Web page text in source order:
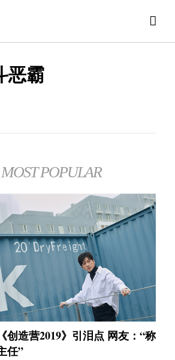
恶霸
MOST POPULAR
创造营2019》引泪点 网友：“称
任”